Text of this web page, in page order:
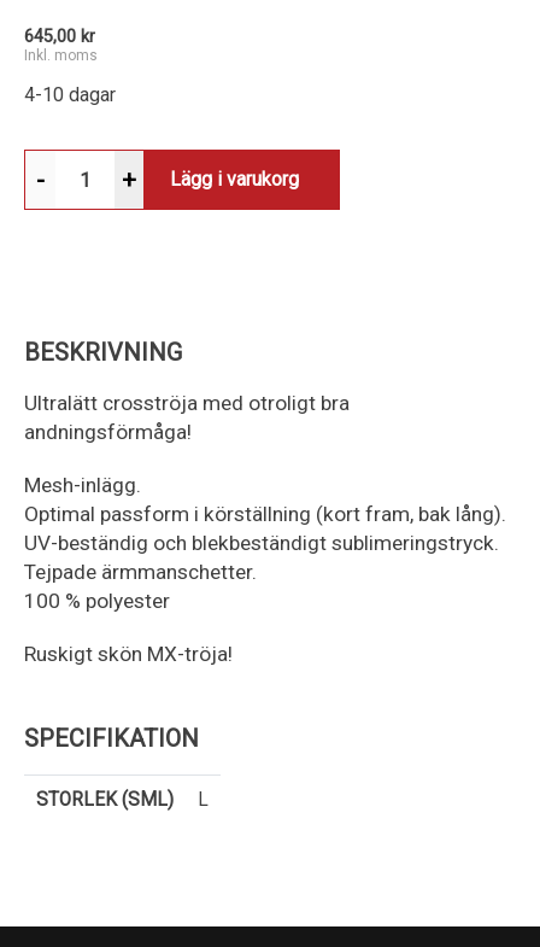
645,00 kr
Inkl. moms
4-10 dagar
- + Lägg i varukorg
BESKRIVNING
Ultralätt crosströja med otroligt bra
andningsförmåga!
Mesh-inlägg.
Optimal passform i körställning (kort fram, bak lång).
UV-beständig och blekbeständigt sublimeringstryck.
Tejpade ärmmanschetter.
100 % polyester
Ruskigt skön MX-tröja!
SPECIFIKATION
STORLEK (SML) L